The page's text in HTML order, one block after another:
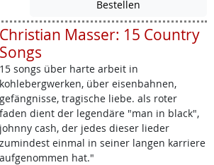
Christian Masser: 15 Country
Songs
15 songs über harte arbeit in
kohlebergwerken, über eisenbahnen,
gefängnisse, tragische liebe. als roter
faden dient der legendäre "man in black",
johnny cash, der jedes dieser lieder
zumindest einmal in seiner langen karriere
aufgenommen hat."